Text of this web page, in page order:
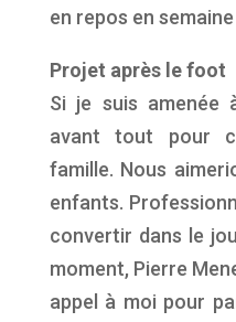
en repos en
Projet après le foot
Si je suis amenée
avant tout pour
famille. Nous
enfants.
convertir dans le
moment, Pierre
appel à moi pour